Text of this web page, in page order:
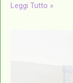
Leggi Tutto »